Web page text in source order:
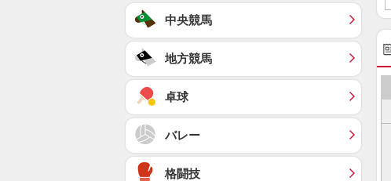
中央競馬
地方競馬
卓球
バレー
格闘技